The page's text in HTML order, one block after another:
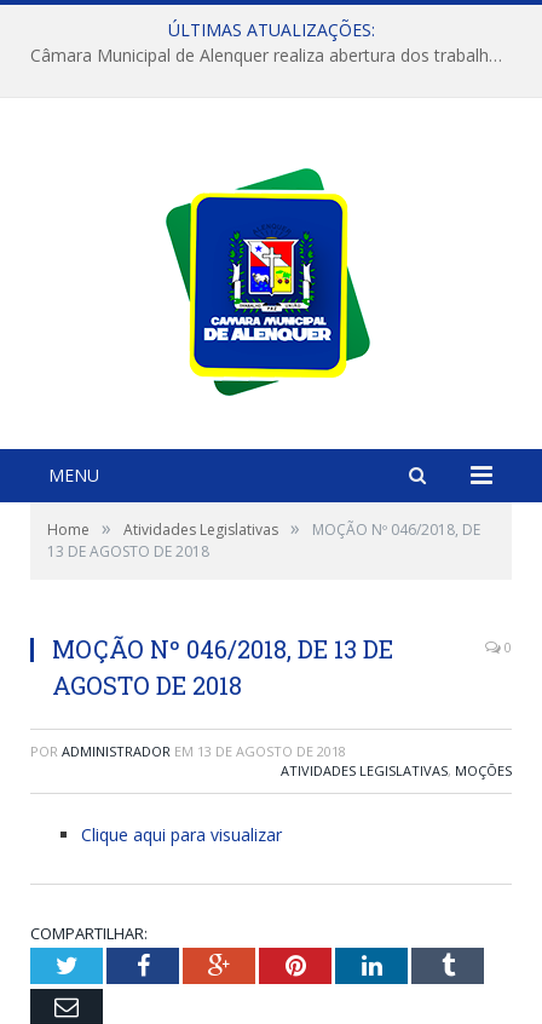
ÚLTIMAS ATUALIZAÇÕES:
Câmara Municipal de Alenquer realiza abertura dos trabalhos do 4º Período Legislativo
MENU
Home » Atividades Legislativas »
MOÇÃO Nº 046/2018, DE
13 DE AGOSTO DE 2018
MOÇÃO Nº 046/2018, DE 13 DE
AGOSTO DE 2018
0
POR ADMINISTRADOR EM 13 DE AGOSTO DE 2018
ATIVIDADES LEGISLATIVAS, MOÇÕES
Clique aqui para visualizar
COMPARTILHAR:
TwitterFacebookGoogle+PinterestLinkedInTumblr
Email